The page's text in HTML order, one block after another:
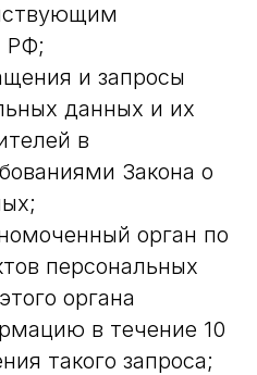
РФ;
и запросы
данных и их
в
Закона о
орган по
персональных
органа
в течение 10
такого запроса;